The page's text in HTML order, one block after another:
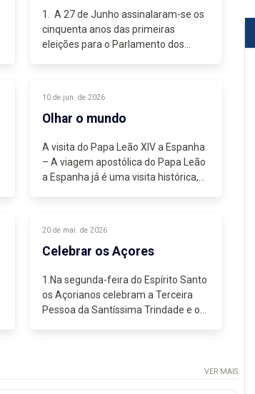
1. A 27 de Junho assinalaram-se os
cinquenta anos das primeiras
eleições para o Parlamento dos
eleitoral...
10 de jun. de 2026
Olhar o mundo
A visita do Papa Leão XIV a Espanha
– A viagem apostólica do Papa Leão
a Espanha já é uma visita histórica,
20 de mai. de 2026
Celebrar os Açores
1.Na segunda-feira do Espírito Santo
os Açorianos celebram a Terceira
Pessoa da Santíssima Trindade e o
VER MAIS